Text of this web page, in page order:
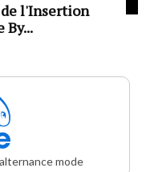
l'Insertion
mode